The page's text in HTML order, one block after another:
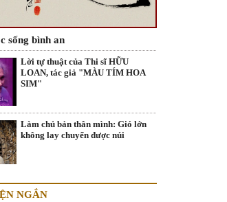
sống bình an
Lời tự thuật của Thi sĩ HỮU
LOAN, tác giả "MÀU TÍM HOA
SIM"
Làm chủ bản thân mình: Gió lớn
không lay chuyển được núi
NGẮN